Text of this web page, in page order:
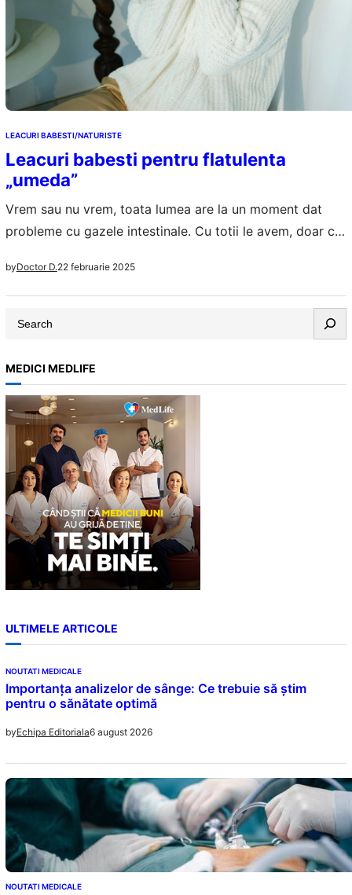
LEACURI BABESTI/NATURISTE
Leacuri babesti pentru flatulenta
„umeda”
Vrem sau nu vrem, toata lumea are la un moment dat
probleme cu gazele intestinale. Cu totii le avem, doar ca
conditii si ajungem sa le eliminam la nivelul gurii sau la
nivelul anusului. Flatulenta e ceva normal pana la un
punct, nu ai cum sa…
byDoctor D.22 februarie 2025
a
r
c
h
MEDICI MEDLIFE
ULTIMELE ARTICOLE
NOUTATI MEDICALE
Importanța analizelor de sânge: Ce trebuie să știm
pentru o sănătate optimă
byEchipa Editoriala6 august 2026
NOUTATI MEDICALE